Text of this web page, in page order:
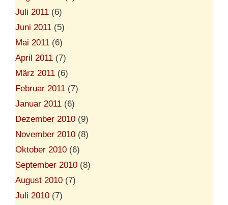
Juli 2011 (6)
Juni 2011 (5)
Mai 2011 (6)
April 2011 (7)
März 2011 (6)
Februar 2011 (7)
Januar 2011 (6)
Dezember 2010 (9)
November 2010 (8)
Oktober 2010 (6)
September 2010 (8)
August 2010 (7)
Juli 2010 (7)